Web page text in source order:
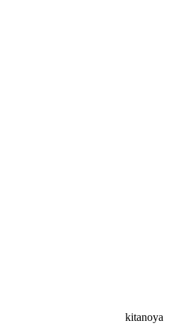
kitanoya